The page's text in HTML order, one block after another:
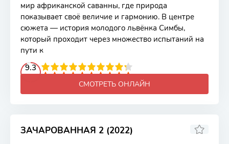
мир африканской саванны, где природа
показывает своё величие и гармонию. В центре
сюжета — история молодого львёнка Симбы,
который проходит через множество испытаний на
пути к
9.3
4 5 6 7 8 9 10
СМОТРЕТЬ ОНЛАЙН
ЗАЧАРОВАННАЯ 2 (2022)
5.74 5.6